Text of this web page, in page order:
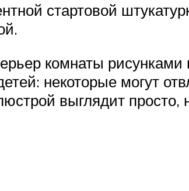
стартовой
комнаты рисунками
некоторые могут
выглядит просто,